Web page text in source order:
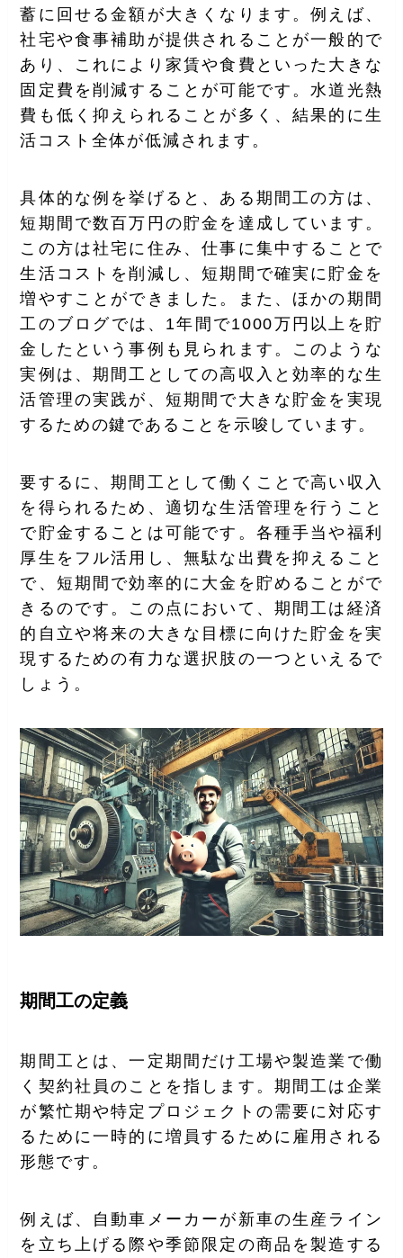
蓄に回せる金額が大きくなります。例えば、
社宅や食事補助が提供されることが一般的で
あり、これにより家賃や食費といった大きな
固定費を削減することが可能です。水道光熱
費も低く抑えられることが多く、結果的に生
活コスト全体が低減されます。
具体的な例を挙げると、ある期間工の方は、
短期間で数百万円の貯金を達成しています。
この方は社宅に住み、仕事に集中することで
生活コストを削減し、短期間で確実に貯金を
増やすことができました。また、ほかの期間
工のブログでは、1年間で1000万円以上を貯
金したという事例も見られます。このような
実例は、期間工としての高収入と効率的な生
活管理の実践が、短期間で大きな貯金を実現
するための鍵であることを示唆しています。
要するに、期間工として働くことで高い収入
を得られるため、適切な生活管理を行うこと
で貯金することは可能です。各種手当や福利
厚生をフル活用し、無駄な出費を抑えること
で、短期間で効率的に大金を貯めることがで
きるのです。この点において、期間工は経済
的自立や将来の大きな目標に向けた貯金を実
現するための有力な選択肢の一つといえるで
しょう。
期間工の定義
期間工とは、一定期間だけ工場や製造業で働
く契約社員のことを指します。期間工は企業
が繁忙期や特定プロジェクトの需要に対応す
るために一時的に増員するために雇用される
形態です。
例えば、自動車メーカーが新車の生産ライン
を立ち上げる際や季節限定の商品を製造する